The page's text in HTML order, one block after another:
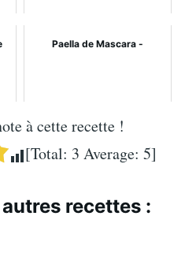
Paella de Mascara -
à cette recette !
[Total: 3 Average: 5]
recettes :